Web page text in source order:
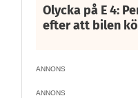
Olycka på E 4:
efter att bilen
ANNONS
ANNONS